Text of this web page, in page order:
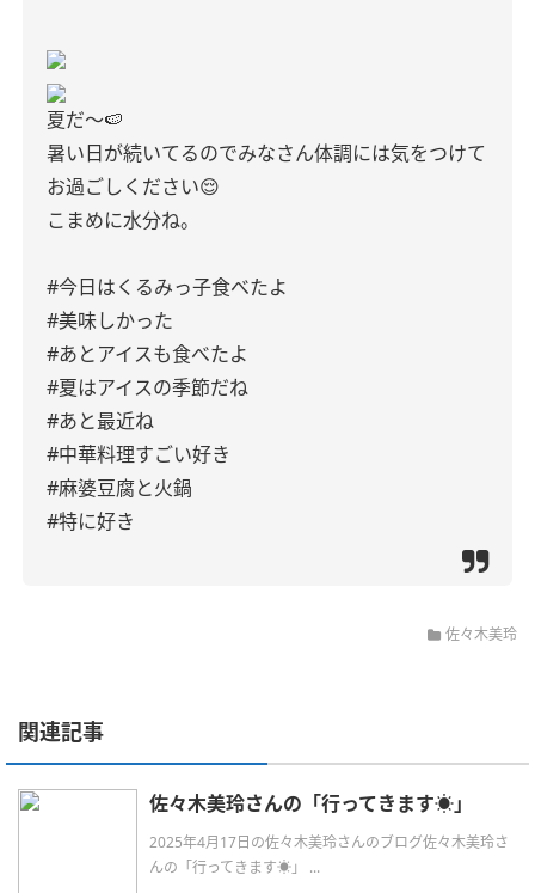
夏だ〜🍉
暑い日が続いてるのでみなさん体調には気をつけて
お過ごしください😌
こまめに水分ね。
#今日はくるみっ子食べたよ
#美味しかった
#あとアイスも食べたよ
#夏はアイスの季節だね
#あと最近ね
#中華料理すごい好き
#麻婆豆腐と火鍋
#特に好き
佐々木美玲
関連記事
佐々木美玲さんの「行ってきます☀️」
2025年4月17日の佐々木美玲さんのブログ佐々木美玲さ
んの「行ってきます☀️」 ...